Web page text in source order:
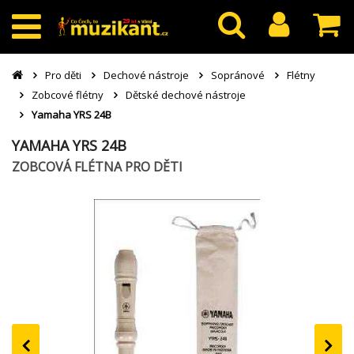
Pro děti Dechové nástroje Sopránové
Flétny
Zobcové flétny
Dětské dechové nástroje
Yamaha YRS 24B
YAMAHA YRS 24B
ZOBCOVÁ FLÉTNA PRO DĚTI